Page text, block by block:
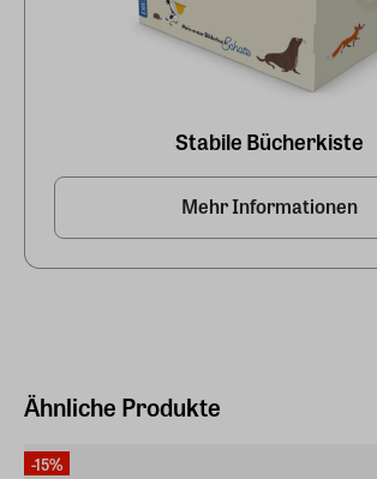
Stabile Bücherkiste
Mehr Informationen
Ähnliche Produkte
-15%